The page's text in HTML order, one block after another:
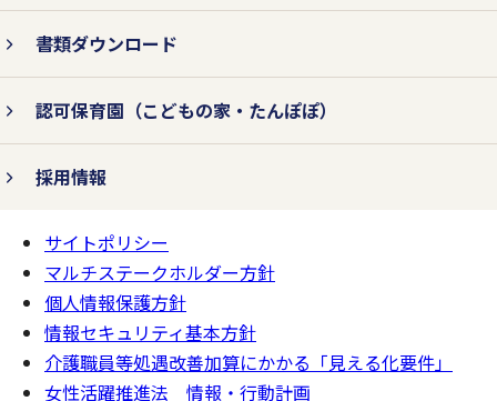
書類ダウンロード
認可保育園 （こどもの家・たんぽぽ）
採用情報
ページの
一番上へ
サイトポリシー
マルチステークホルダー方針
個人情報保護方針
情報セキュリティ基本方針
介護職員等処遇改善加算にかかる「見える化要件」
女性活躍推進法 情報・行動計画